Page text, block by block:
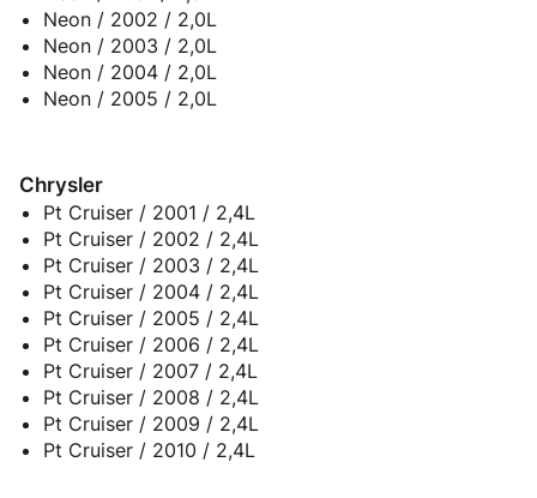
Neon / 2002 / 2,0L
Neon / 2003 / 2,0L
Neon / 2004 / 2,0L
Neon / 2005 / 2,0L
Chrysler
Pt Cruiser / 2001 / 2,4L
Pt Cruiser / 2002 / 2,4L
Pt Cruiser / 2003 / 2,4L
Pt Cruiser / 2004 / 2,4L
Pt Cruiser / 2005 / 2,4L
Pt Cruiser / 2006 / 2,4L
Pt Cruiser / 2007 / 2,4L
Pt Cruiser / 2008 / 2,4L
Pt Cruiser / 2009 / 2,4L
Pt Cruiser / 2010 / 2,4L